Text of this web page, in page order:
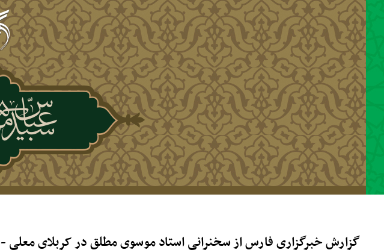
رفتن به محتوای اصلی
گزارش خبرگزاری فارس از سخنرانی استاد موسوی مطلق در کربلای معلی - ۱۷ مرداد ۱۴۰۲